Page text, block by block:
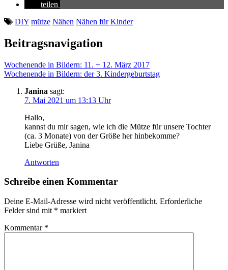
teilen
DIY mütze Nähen Nähen für Kinder
Beitragsnavigation
Wochenende in Bildern: 11. + 12. März 2017
Wochenende in Bildern: der 3. Kindergeburtstag
Janina sagt:
7. Mai 2021 um 13:13 Uhr
Hallo,
kannst du mir sagen, wie ich die Mütze für unsere Tochter
(ca. 3 Monate) von der Größe her hinbekomme?
Liebe Grüße, Janina
Antworten
Schreibe einen Kommentar
Deine E-Mail-Adresse wird nicht veröffentlicht. Erforderliche
Felder sind mit * markiert
Kommentar *